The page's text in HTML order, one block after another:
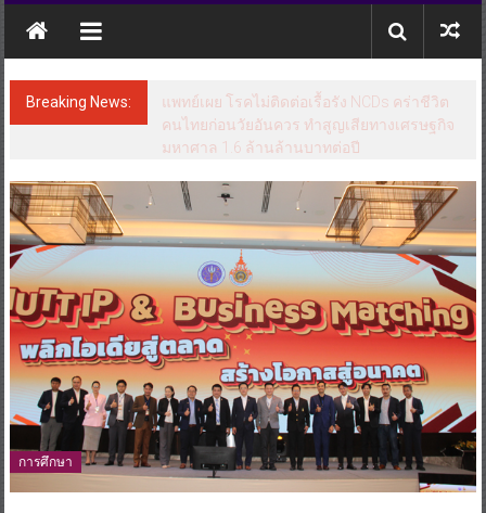
Breaking News:
แพทย์เผย โรคไม่ติดต่อเรื้อรัง NCDs คร่าชีวิต
คนไทยก่อนวัยอันควร ทำสูญเสียทางเศรษฐกิจ
มหาศาล 1.6 ล้านล้านบาทต่อปี
การศึกษา